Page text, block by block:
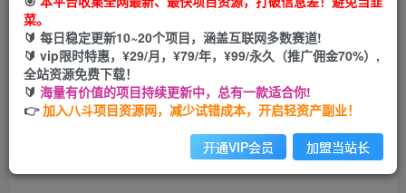
您当前未登录！建议登陆后购买，可保存购买订单
菜。
🔰 每日稳定更新10~20个项目，涵盖互联网多数赛道!
🔰 vip限时特惠，¥29/月，¥79/年，¥99/永久（推广佣金70%）,
全站资源免费下载！
🔰 海量有价值的项目持续更新中，总有一款适合你!
👉加入八斗项目资源网，减少试错成本，开启轻资产副业！
开通VIP会员 加盟当站长